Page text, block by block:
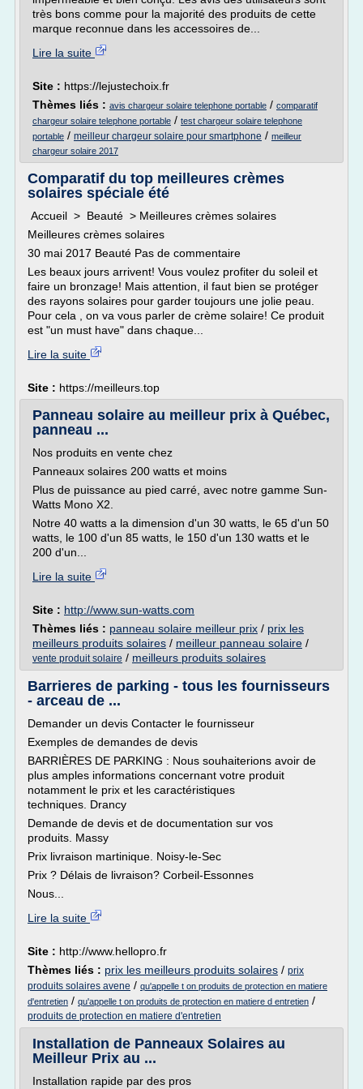
très bons comme pour la majorité des produits de cette
marque reconnue dans les accessoires de...
Lire la suite
Site : https://lejustechoix.fr
Thèmes liés : avis chargeur solaire telephone portable / comparatif
chargeur solaire telephone portable / test chargeur solaire telephone
portable / meilleur chargeur solaire pour smartphone / meilleur
chargeur solaire 2017
Comparatif du top meilleures crèmes
solaires spéciale été
Accueil > Beauté > Meilleures crèmes solaires
Meilleures crèmes solaires
30 mai 2017 Beauté Pas de commentaire
Les beaux jours arrivent! Vous voulez profiter du soleil et
faire un bronzage! Mais attention, il faut bien se protéger
des rayons solaires pour garder toujours une jolie peau.
Pour cela , on va vous parler de crème solaire! Ce produit
est "un must have" dans chaque...
Lire la suite
Site : https://meilleurs.top
Panneau solaire au meilleur prix à Québec,
panneau ...
Nos produits en vente chez
Panneaux solaires 200 watts et moins
Plus de puissance au pied carré, avec notre gamme Sun-
Watts Mono X2.
Notre 40 watts a la dimension d'un 30 watts, le 65 d'un 50
watts, le 100 d'un 85 watts, le 150 d'un 130 watts et le
200 d'un...
Lire la suite
Site : http://www.sun-watts.com
Thèmes liés : panneau solaire meilleur prix / prix les
meilleurs produits solaires / meilleur panneau solaire /
vente produit solaire / meilleurs produits solaires
Barrieres de parking - tous les fournisseurs
- arceau de ...
Demander un devis Contacter le fournisseur
Exemples de demandes de devis
BARRIÈRES DE PARKING : Nous souhaiterions avoir de
plus amples informations concernant votre produit
notamment le prix et les caractéristiques
techniques. Drancy
Demande de devis et de documentation sur vos
produits. Massy
Prix livraison martinique. Noisy-le-Sec
Prix ? Délais de livraison? Corbeil-Essonnes
Nous...
Lire la suite
Site : http://www.hellopro.fr
Thèmes liés : prix les meilleurs produits solaires / prix
produits solaires avene / qu'appelle t on produits de protection en matiere
d'entretien / qu'appelle t on produits de protection en matiere d entretien /
produits de protection en matiere d'entretien
Installation de Panneaux Solaires au
Meilleur Prix au ...
Installation rapide par des pros